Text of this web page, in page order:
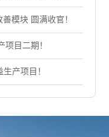
模块 圆满收官！
项目二期！
产项目！